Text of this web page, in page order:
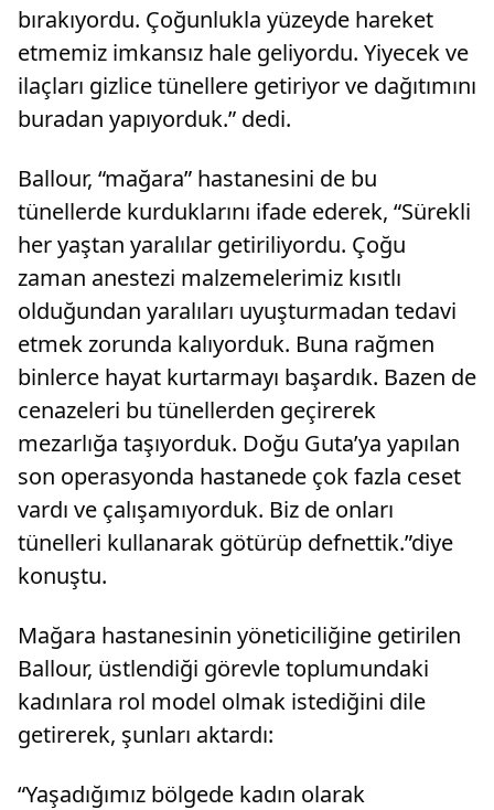
bırakıyordu. Çoğunlukla yüzeyde hareket
etmemiz imkansız hale geliyordu. Yiyecek ve
ilaçları gizlice tünellere getiriyor ve dağıtımını
buradan yapıyorduk.” dedi.
Ballour, “mağara” hastanesini de bu
tünellerde kurduklarını ifade ederek, “Sürekli
her yaştan yaralılar getiriliyordu. Çoğu
zaman anestezi malzemelerimiz kısıtlı
olduğundan yaralıları uyuşturmadan tedavi
etmek zorunda kalıyorduk. Buna rağmen
binlerce hayat kurtarmayı başardık. Bazen de
cenazeleri bu tünellerden geçirerek
mezarlığa taşıyorduk. Doğu Guta’ya yapılan
son operasyonda hastanede çok fazla ceset
vardı ve çalışamıyorduk. Biz de onları
tünelleri kullanarak götürüp defnettik.”diye
konuştu.
Mağara hastanesinin yöneticiliğine getirilen
Ballour, üstlendiği görevle toplumundaki
kadınlara rol model olmak istediğini dile
getirerek, şunları aktardı:
“Yaşadığımız bölgede kadın olarak